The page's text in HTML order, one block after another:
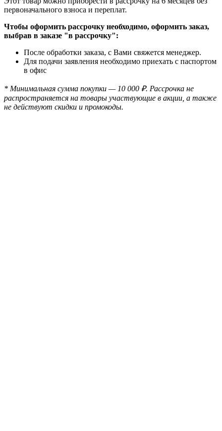
первоначального взноса и переплат.
Чтобы оформить рассрочку необходимо, оформить заказ,
выбрав в заказе "в рассрочку":
После обработки заказа, с Вами свяжется менеджер.
Для подачи заявления необходимо приехать с паспортом
в офис
* Минимальная сумма покупки — 10 000 ₽. Рассрочка не
распространяется на товары участвующие в акции, а также
не действуют скидки и промокоды.